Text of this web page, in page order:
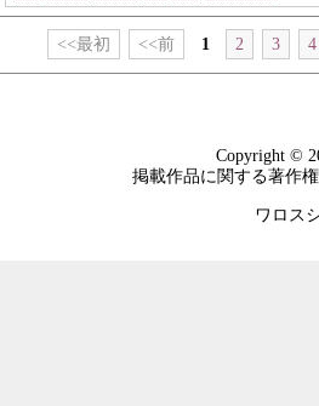
<<最初 <<前 1 2 3 4
Copyright ©
掲載作品に関する著作
ワロス